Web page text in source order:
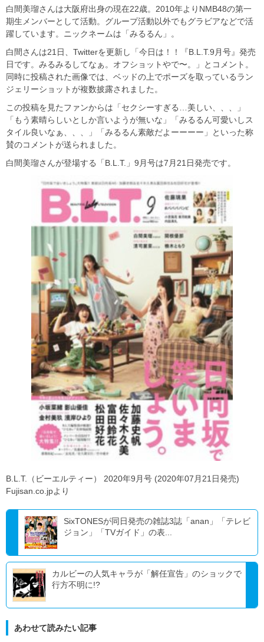
白間美瑠さんは大阪府出身の現在22歳。2010年よりNMB48の第一
期生メンバーとして活動。グループ活動以外でもグラビアなどで活
躍しています。ニックネームは「みるるん」。
白間さんは21日、Twitterを更新し「今日は！！『B.L.T.9月号』発売
日です。みるみるしてなぁ。オフショットやで〜。」とコメント。
同時に投稿された画像では、ベッドの上でポーズを取っているラン
ジェリーショットが複数披露されました。
この投稿を見たファンからは「セクシーすぎる…美しい、、、」
「もう素晴らしいとしか言いようが無いな」「みるるん可愛いしス
タイル良いなぁ、、、」「みるるん素敵だよーーーー」といった称
賛のコメントが送られました。
白間美瑠さんが登場する「B.L.T.」9月号は7月21日発売です。
B.L.T.（ビーエルティー） 2020年9月号 (2020年07月21日発売)
Fujisan.co.jpより
SixTONESが同日発売の雑誌3誌「anan」「テレビ
ジョン」「TVガイド」の表...
カルビーの人気キャラが「解任宣告」のショックで
行方不明に!?
あわせて読みたい記事